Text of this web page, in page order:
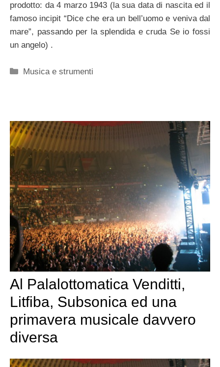
prodotto: da 4 marzo 1943 (la sua data di nascita ed il
famoso incipit “Dice che era un bell’uomo e veniva dal
mare”, passando per la splendida e cruda Se io fossi
un angelo) .
Categorie
Musica e strumenti
Al Palalottomatica Venditti,
Litfiba, Subsonica ed una
primavera musicale davvero
diversa